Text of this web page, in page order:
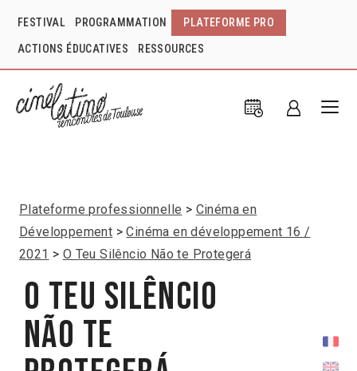
FESTIVAL PROGRAMMATION PLATEFORME PRO
ACTIONS ÉDUCATIVES RESSOURCES
Plateforme professionnelle
Cinéma en
Développement
Cinéma en développement 16 /
2021
O Teu Silêncio Não te Protegerá
O Teu Silêncio
Não te